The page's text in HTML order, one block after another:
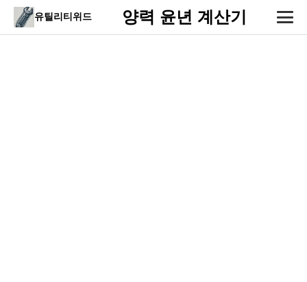
유틸리티위드 양력 윤년 계산기